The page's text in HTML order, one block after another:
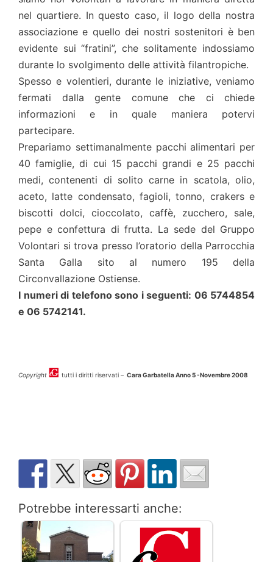
nel quartiere. In questo caso, il logo della nostra
associazione e quello dei nostri sostenitori è ben
evidente sui “fratini”, che solitamente indossiamo
durante lo svolgimento delle attività filantropiche.
Spesso e volentieri, durante le iniziative, veniamo
fermati dalla gente comune che ci chiede
informazioni e in quale maniera potervi
partecipare.
Prepariamo settimanalmente pacchi alimentari per
40 famiglie, di cui 15 pacchi grandi e 25 pacchi
medi, contenenti di solito carne in scatola, olio,
aceto, latte condensato, fagioli, tonno, crakers e
biscotti dolci, cioccolato, caffè, zucchero, sale,
pepe e confettura di frutta. La sede del Gruppo
Volontari si trova presso l’oratorio della Parrocchia
Santa Galla sito al numero 195 della
Circonvallazione Ostiense.
I numeri di telefono sono i seguenti: 06 5744854
e 06 5742141.
Copyright tutti i diritti riservati – Cara Garbatella Anno 5 -Novembre 2008
Potrebbe interessarti anche: